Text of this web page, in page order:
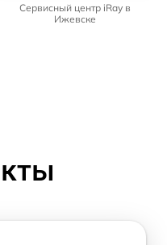
Сервисный центр iRay в
Ижевске